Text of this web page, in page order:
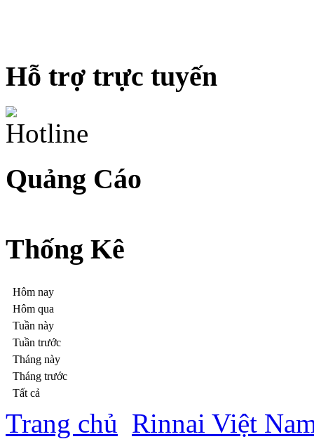
Hỗ trợ trực tuyến
Quảng Cáo
Thống Kê
Hôm nay
Hôm qua
Tuần này
Tuần trước
Tháng này
Tháng trước
Tất cả
Trang chủ Rinnai Việt